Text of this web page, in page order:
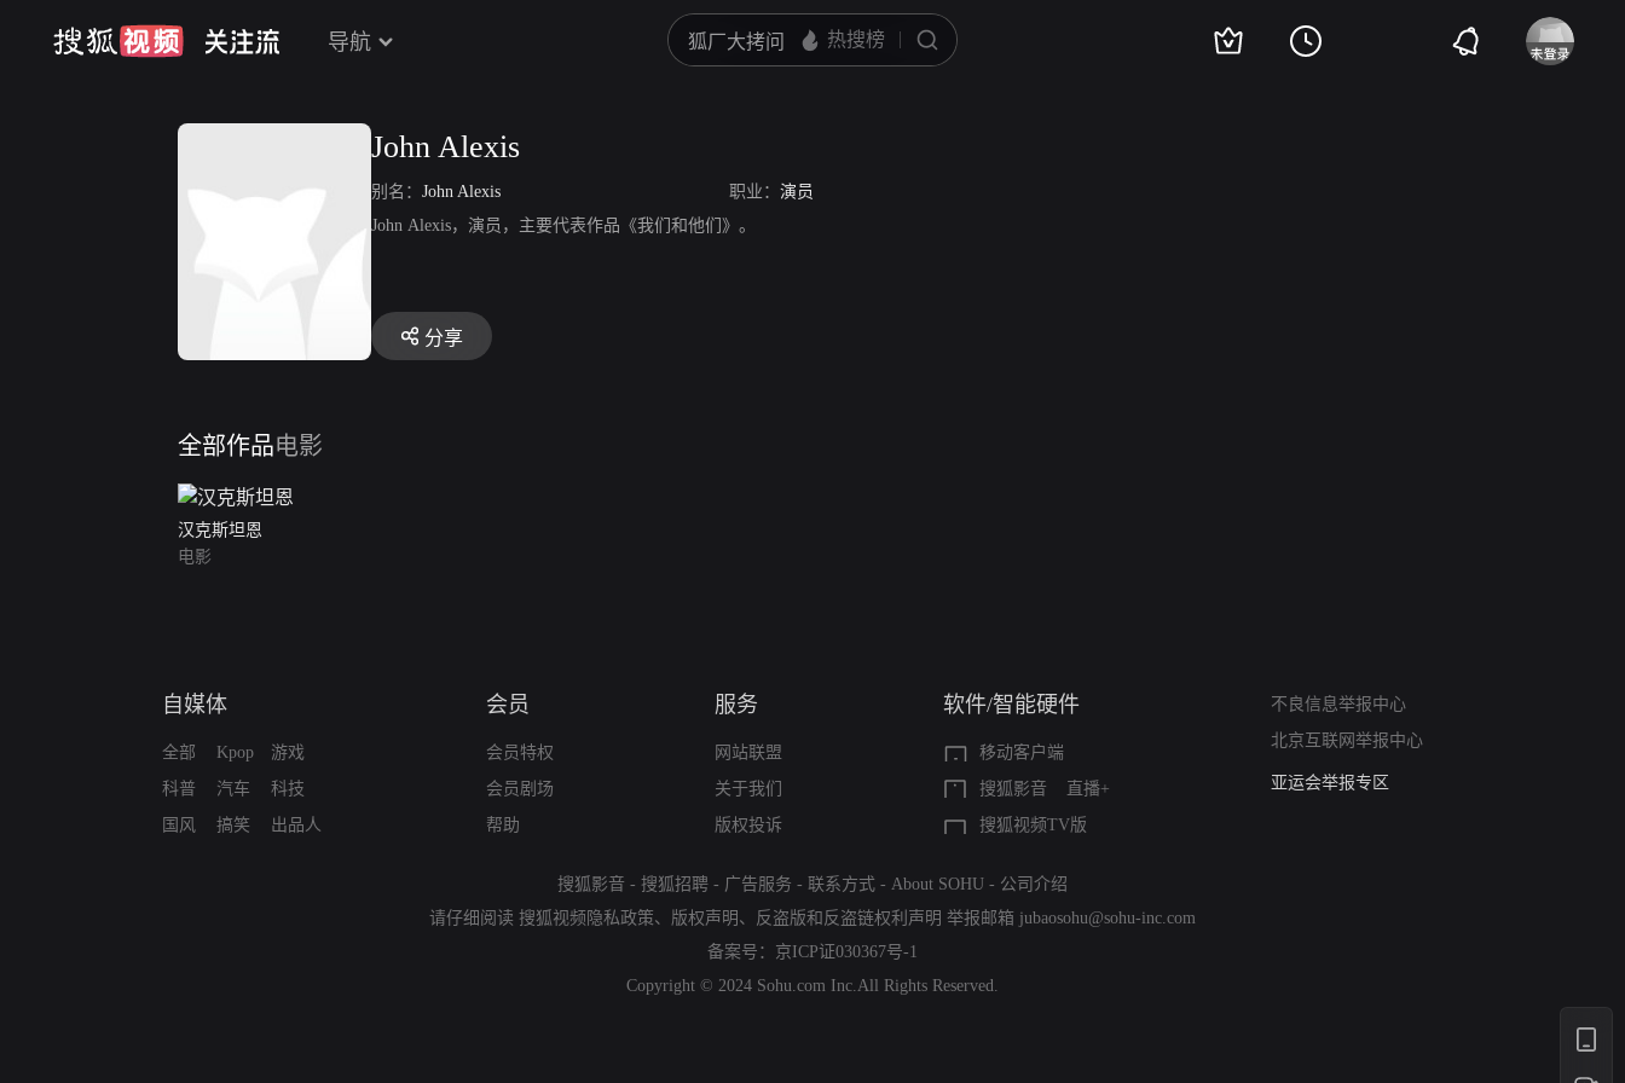
导航
John Alexis
别名： John Alexis 职业： 演员
John Alexis，演员，主要代表作品《我们和他们》。
分享
全部作品电影
汉克斯坦恩
电影
自媒体
全部
科普
国风
Kpop
汽车
搞笑
游戏
科技
出品人
会员
会员特权
会员剧场
帮助
服务
网站联盟
关于我们
版权投诉
软件/智能硬件
移动客户端
搜狐影音
直播+
搜狐视频TV版
不良信息举报中心
北京互联网举报中心
算法推荐专项举报
亚运会举报专区
搜狐影音 - 搜狐招聘 - 广告服务 - 联系方式 - About SOHU - 公司介绍
请仔细阅读 搜狐视频隐私政策、 版权声明 、 反盗版和反盗链权利声明 举报邮箱 jubaosohu@sohu-inc.com
备案号： 京ICP证030367号-1
Copyright © 2024 Sohu.com Inc.All Rights Reserved.